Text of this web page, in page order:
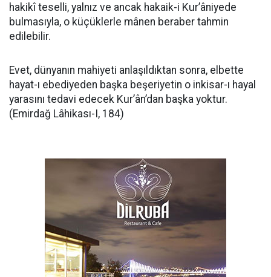
hakikî teselli, yalnız ve ancak hakaik-i Kur’âniyede
bulmasıyla, o küçüklerle mânen beraber tahmin
edilebilir.
Evet, dünyanın mahiyeti anlaşıldıktan sonra, elbette
hayat-ı ebediyeden başka beşeriyetin o inkisar-ı hayal
yarasını tedavi edecek Kur’ân’dan başka yoktur.
(Emirdağ Lâhikası-I, 184)